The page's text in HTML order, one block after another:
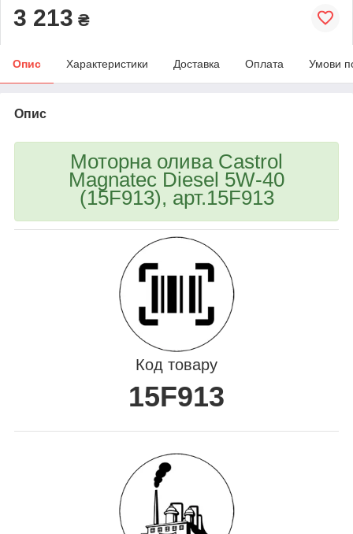
3 213 ₴
Опис Характеристики Доставка Оплата Умови
Опис
Моторна олива Castrol
Magnatec Diesel 5W-40
(15F913), арт.15F913
Код товару
15F913